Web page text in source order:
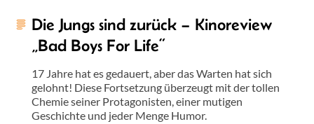
Die Jungs sind zurück – Kinoreview
„Bad Boys For Life“
17 Jahre hat es gedauert, aber das Warten hat sich
gelohnt! Diese Fortsetzung überzeugt mit der tollen
Chemie seiner Protagonisten, einer mutigen
Geschichte und jeder Menge Humor.